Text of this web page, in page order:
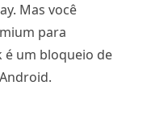
Mas você
para
é um bloqueio de